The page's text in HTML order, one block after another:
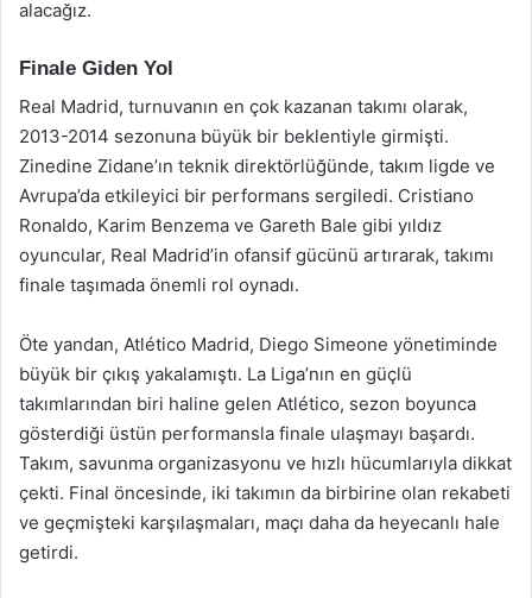
alacağız.
Finale Giden Yol
Real Madrid, turnuvanın en çok kazanan takımı olarak,
2013-2014 sezonuna büyük bir beklentiyle girmişti.
Zinedine Zidane’ın teknik direktörlüğünde, takım ligde ve
Avrupa’da etkileyici bir performans sergiledi. Cristiano
Ronaldo, Karim Benzema ve Gareth Bale gibi yıldız
oyuncular, Real Madrid’in ofansif gücünü artırarak, takımı
finale taşımada önemli rol oynadı.
Öte yandan, Atlético Madrid, Diego Simeone yönetiminde
büyük bir çıkış yakalamıştı. La Liga’nın en güçlü
takımlarından biri haline gelen Atlético, sezon boyunca
gösterdiği üstün performansla finale ulaşmayı başardı.
Takım, savunma organizasyonu ve hızlı hücumlarıyla dikkat
çekti. Final öncesinde, iki takımın da birbirine olan rekabeti
ve geçmişteki karşılaşmaları, maçı daha da heyecanlı hale
getirdi.